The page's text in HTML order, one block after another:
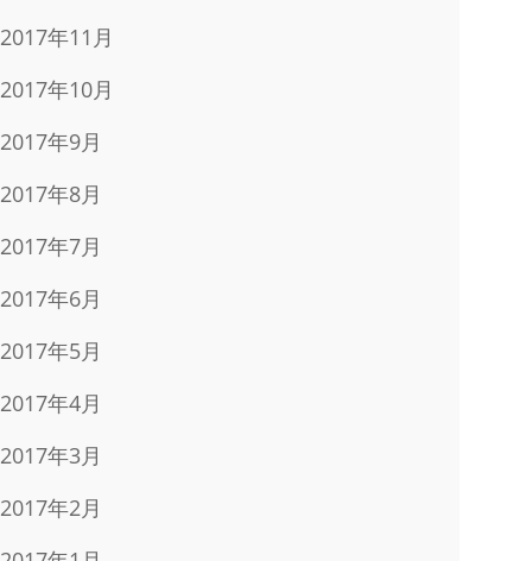
2017年11月
2017年10月
2017年9月
2017年8月
2017年7月
2017年6月
2017年5月
2017年4月
2017年3月
2017年2月